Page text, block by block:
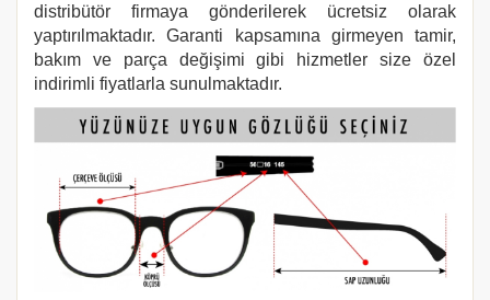
distribütör firmaya gönderilerek ücretsiz olarak
yaptırılmaktadır. Garanti kapsamına girmeyen tamir,
bakım ve parça değişimi gibi hizmetler size özel
indirimli fiyatlarla sunulmaktadır.